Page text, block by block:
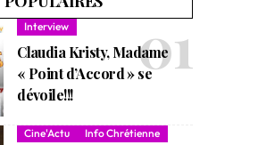
Interview
Claudia Kristy, Madame
« Point d’Accord » se
dévoile!!!
Cine'Actu Info Chrétienne